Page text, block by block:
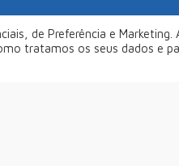
. Desenvolvido por
de Preferência e Marketing.
tratamos os seus dados e